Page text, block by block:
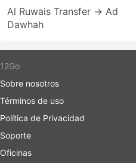
Al Ruwais Transfer → Ad
Dawhah
12Go
Sobre nosotros
Términos de uso
Política de Privacidad
Soporte
Oficinas